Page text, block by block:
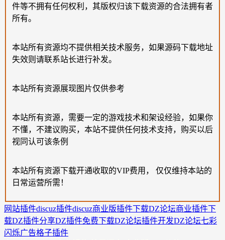
件等不拥有任何权利，其版权归该下载资源的合法拥有者
所有。
本站所有资源均不提供相关技术服务，如果源码下载地址
失效则请联系站长进行补发。
本站所有资源展现图片仅供参考
本站所有资源，需要一定的游戏技术和架设经验，如果你
不懂，不建议购买，本站不提供任何技术支持，购买以后
视同认可该条例
本站所有资源下载开通收取的VIP费用， 仅仅维持本站的
日常运营所需！
网站插件discuz插件discuz商业版插件下载DZ论坛商业插件下
载DZ插件分享DZ插件免费下载DZ论坛插件开发DZ论坛七彩
闪烁广告格子插件